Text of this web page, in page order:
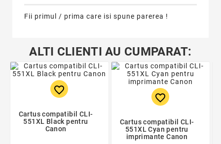
Fii primul / prima care isi spune parerea !
ALTI CLIENTI AU CUMPARAT:
favorite_border
Cartus compatibil CLI-
551XL Black pentru
Canon
favorite_border
Cartus compatibil CLI-
551XL Cyan pentru
imprimante Canon